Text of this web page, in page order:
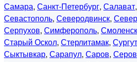
Самара, Санкт-Петербург, Салават,
Севастополь, Северодвинск,
Серпухов, Симферополь, Смоленск
Старый Оскол, Стерлитамак, Сургут
Сыктывкар, Сарапул, Саров, Серов